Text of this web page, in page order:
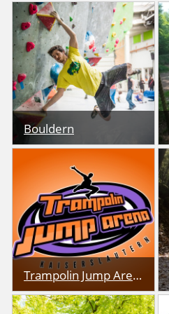
Bouldern
Bouldern - das Klettern
in Absprunghöhe ohne
Kletterseil und -gurt - ist
bei Groß und Klein
beliebt.
Trampolin Jump Arena
Über 400 qm
Sprungspaß mit einer
separaten Kids Area und
Sitzmöglichkeiten für die
„nicht Springer“.
Trampolin Jump Arena